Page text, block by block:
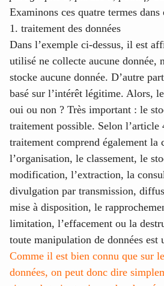
Examinons ces quatre termes dans
1. traitement des données
Dans l’exemple ci-dessus, il est
utilisé ne collecte aucune donnée,
stocke aucune donnée. D’autre
basé sur l’intérêt légitime. Alors,
oui ou non ? Très important : le
traitement possible. Selon
traitement comprend également la
l’organisation, le classement, le
modification, l’extraction, la
divulgation par transmission,
mise à disposition, le
limitation, l’effacement ou la
toute manipulation de données est
Comme il est bien connu que sur
données, on peut donc dire